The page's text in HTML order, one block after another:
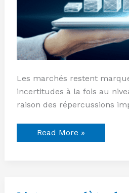
Les marchés restent
incertitudes à la fois au
raison des répercussions
Read More »